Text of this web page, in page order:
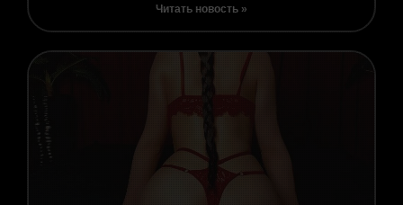
Читать новость »